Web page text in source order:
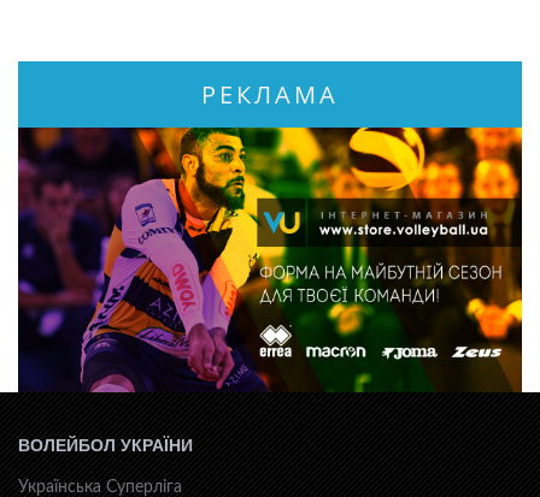
РЕКЛАМА
ВОЛЕЙБОЛ УКРАЇНИ
Українська Суперліга